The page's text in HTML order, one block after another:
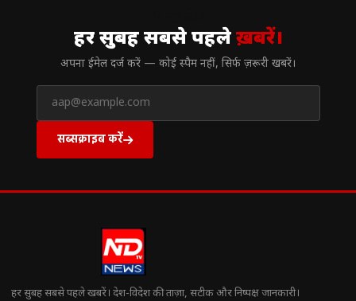
हर सुबह सबसे पहलेख़बरें।
अपना ईमेल दर्ज करें — कोई स्पैम नहीं, सिर्फ ज़रूरी खबरें।
सब्सक्राइब करें
हर सुबह सबसे पहले खबरें। देश-विदेश की ताज़ा, सटीक और निष्पक्ष जानकारी।